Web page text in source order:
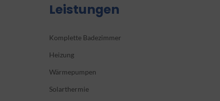
Leistungen
Komplette Badezimmer
Heizung
Wärmepumpen
Solarthermie